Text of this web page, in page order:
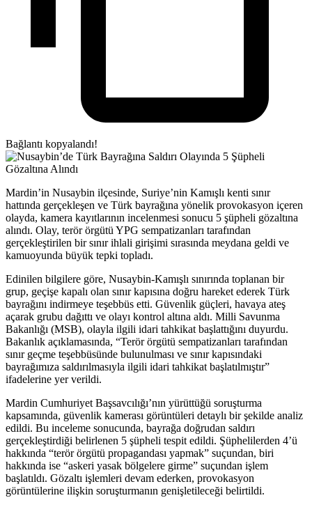
Bağlantı kopyalandı!
Mardin’in Nusaybin ilçesinde, Suriye’nin Kamışlı kenti sınır
hattında gerçekleşen ve Türk bayrağına yönelik provokasyon içeren
olayda, kamera kayıtlarının incelenmesi sonucu 5 şüpheli gözaltına
alındı. Olay, terör örgütü YPG sempatizanları tarafından
gerçekleştirilen bir sınır ihlali girişimi sırasında meydana geldi ve
kamuoyunda büyük tepki topladı.
Edinilen bilgilere göre, Nusaybin-Kamışlı sınırında toplanan bir
grup, geçişe kapalı olan sınır kapısına doğru hareket ederek Türk
bayrağını indirmeye teşebbüs etti. Güvenlik güçleri, havaya ateş
açarak grubu dağıttı ve olayı kontrol altına aldı. Milli Savunma
Bakanlığı (MSB), olayla ilgili idari tahkikat başlattığını duyurdu.
Bakanlık açıklamasında, “Terör örgütü sempatizanları tarafından
sınır geçme teşebbüsünde bulunulması ve sınır kapısındaki
bayrağımıza saldırılmasıyla ilgili idari tahkikat başlatılmıştır”
ifadelerine yer verildi.
Mardin Cumhuriyet Başsavcılığı’nın yürüttüğü soruşturma
kapsamında, güvenlik kamerası görüntüleri detaylı bir şekilde analiz
edildi. Bu inceleme sonucunda, bayrağa doğrudan saldırı
gerçekleştirdiği belirlenen 5 şüpheli tespit edildi. Şüphelilerden 4’ü
hakkında “terör örgütü propagandası yapmak” suçundan, biri
hakkında ise “askeri yasak bölgelere girme” suçundan işlem
başlatıldı. Gözaltı işlemleri devam ederken, provokasyon
görüntülerine ilişkin soruşturmanın genişletileceği belirtildi.